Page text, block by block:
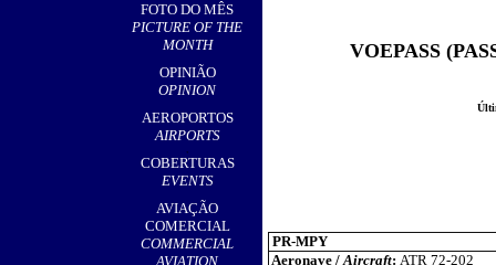
FOTO DO MÊS
PICTURE OF THE
MONTH
OPINIÃO
OPINION
AEROPORTOS
AIRPORTS
,
COBERTURAS
EVENTS
AVIAÇÃO
COMERCIAL
COMMERCIAL
AVIATION
VOEPASS
PR-MPY
Aeronave /Aircraft: ATR 72-202